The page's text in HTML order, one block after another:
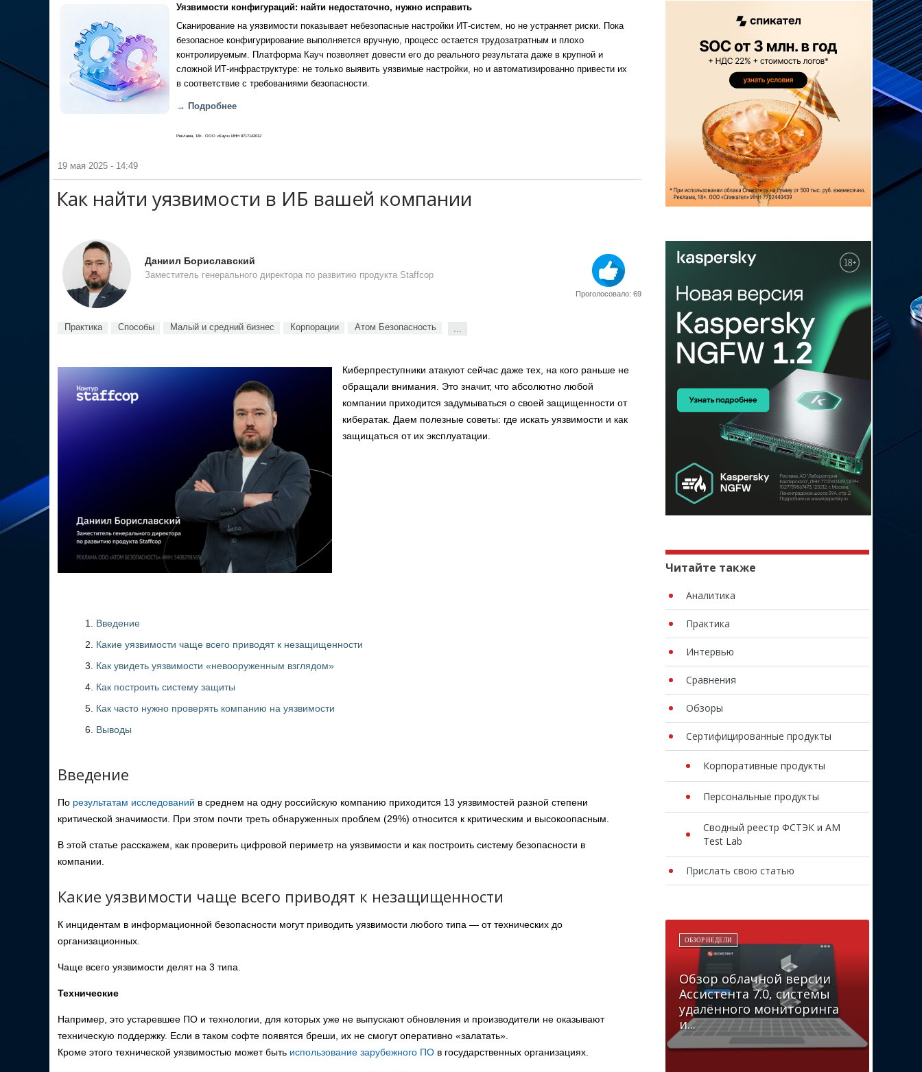
Уязвимости конфигураций: найти недостаточно, нужно исправить
Сканирование на уязвимости показывает небезопасные настройки ИТ-систем, но не устраняет риски. Пока
безопасное конфигурирование выполняется вручную, процесс остается трудозатратным и плохо
контролируемым. Платформа Кауч позволяет довести его до реального результата даже в крупной и
сложной ИТ-инфраструктуре: не только выявить уязвимые настройки, но и автоматизированно привести их
в соответствие с требованиями безопасности.
→ Подробнее
Реклама, 18+. ООО «Кауч» ИНН 9717142012
19 мая 2025 - 14:49
Как найти уязвимости в ИБ вашей компании
Даниил Бориславский
Заместитель генерального директора по развитию продукта Staffcop
Проголосовало: 69
Практика Способы Малый и средний бизнес Корпорации Атом Безопасность ...
Киберпреступники атакуют сейчас даже тех, на кого раньше не
обращали внимания. Это значит, что абсолютно любой
компании приходится задумываться о своей защищенности от
кибератак. Даем полезные советы: где искать уязвимости и как
защищаться от их эксплуатации.
Введение
Какие уязвимости чаще всего приводят к незащищенности
Как увидеть уязвимости «невооруженным взглядом»
Как построить систему защиты
Как часто нужно проверять компанию на уязвимости
Выводы
Введение
По результатам исследований в среднем на одну российскую компанию приходится 13 уязвимостей разной степени
критической значимости. При этом почти треть обнаруженных проблем (29%) относится к критическим и высокоопасным.
В этой статье расскажем, как проверить цифровой периметр на уязвимости и как построить систему безопасности в
компании.
Какие уязвимости чаще всего приводят к незащищенности
К инцидентам в информационной безопасности могут приводить уязвимости любого типа — от технических до
организационных.
Чаще всего уязвимости делят на 3 типа.
Технические
Например, это устаревшее ПО и технологии, для которых уже не выпускают обновления и производители не оказывают
техническую поддержку. Если в таком софте появятся бреши, их не смогут оперативно «залатать».
Кроме этого технической уязвимостью может быть использование зарубежного ПО в государственных организациях.
Читайте также
Аналитика
Практика
Интервью
Сравнения
Обзоры
Сертифицированные продукты
Корпоративные продукты
Персональные продукты
Сводный реестр ФСТЭК и AM
Test Lab
Прислать свою статью
ОБЗОР НЕДЕЛИ
Обзор облачной версии
Ассистента 7.0, системы
удалённого мониторинга
и...